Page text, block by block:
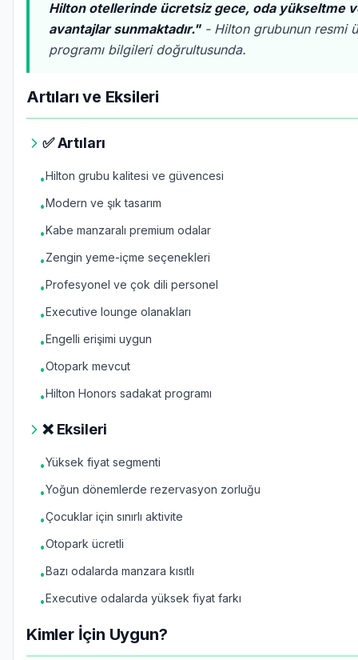
Hilton otellerinde ücretsiz gece, oda yükseltme
avantajlar sunmaktadır."- Hilton grubunun resmi
programı bilgileri doğrultusunda.
Artıları ve Eksileri
✅ Artıları
•Hilton grubu kalitesi ve güvencesi
•Modern ve şık tasarım
•Kabe manzaralı premium odalar
•Zengin yeme-içme seçenekleri
•Profesyonel ve çok dili personel
•Executive lounge olanakları
•Engelli erişimi uygun
•Otopark mevcut
•Hilton Honors sadakat programı
❌ Eksileri
•Yüksek fiyat segmenti
•Yoğun dönemlerde rezervasyon zorluğu
•Çocuklar için sınırlı aktivite
•Otopark ücretli
•Bazı odalarda manzara kısıtlı
•Executive odalarda yüksek fiyat farkı
Kimler İçin Uygun?